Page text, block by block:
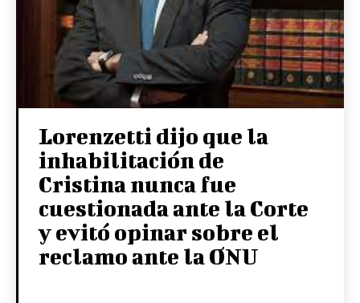
Lorenzetti dijo que la
inhabilitación de
Cristina nunca fue
cuestionada ante la Corte
y evitó opinar sobre el
reclamo ante la ONU